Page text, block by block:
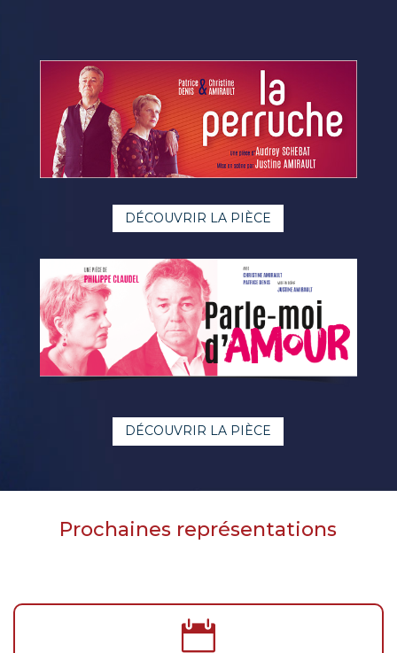
DÉCOUVRIR LA PIÈCE
DÉCOUVRIR LA PIÈCE
Prochaines représentations
